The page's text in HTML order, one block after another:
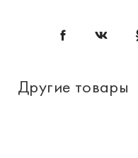
Другие товары